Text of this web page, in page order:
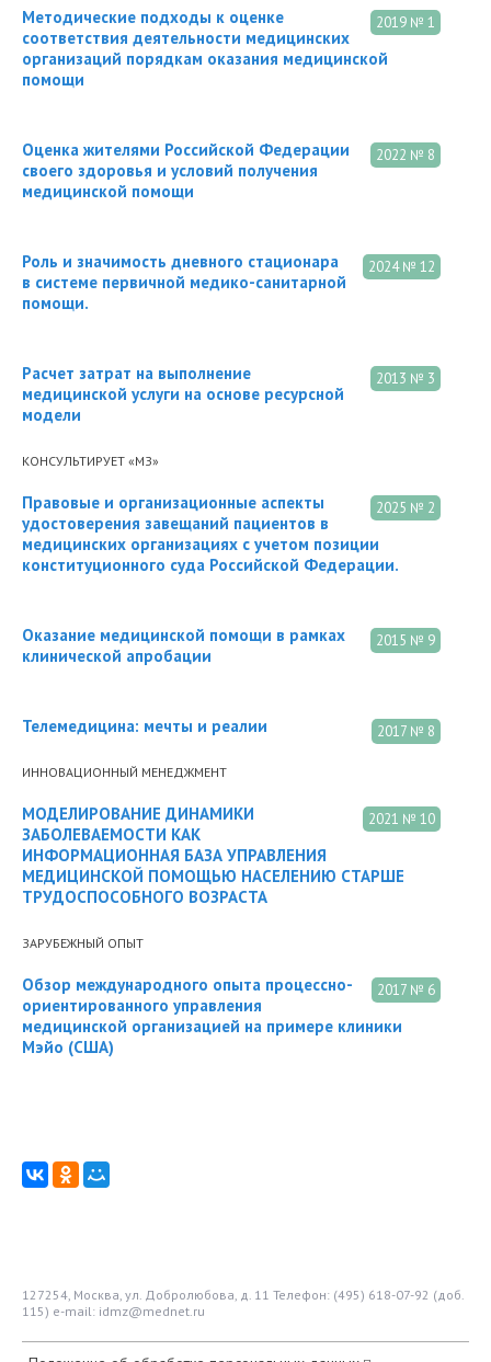
2019 № 1
Методические подходы к оценке
соответствия деятельности медицинских
организаций порядкам оказания медицинской
помощи
2022 № 8
Оценка жителями Российской Федерации
своего здоровья и условий получения
медицинской помощи
2024 № 12
Роль и значимость дневного стационара
в системе первичной медико-санитарной
помощи.
2013 № 3
Расчет затрат на выполнение
медицинской услуги на основе ресурсной
модели
КОНСУЛЬТИРУЕТ «МЗ»
2025 № 2
Правовые и организационные аспекты
удостоверения завещаний пациентов в
медицинских организациях с учетом позиции
конституционного суда Российской Федерации.
2015 № 9
Оказание медицинской помощи в рамках
клинической апробации
2017 № 8
Телемедицина: мечты и реалии
ИННОВАЦИОННЫЙ МЕНЕДЖМЕНТ
2021 № 10
МОДЕЛИРОВАНИЕ ДИНАМИКИ
ЗАБОЛЕВАЕМОСТИ КАК
ИНФОРМАЦИОННАЯ БАЗА УПРАВЛЕНИЯ
МЕДИЦИНСКОЙ ПОМОЩЬЮ НАСЕЛЕНИЮ СТАРШЕ
ТРУДОСПОСОБНОГО ВОЗРАСТА
ЗАРУБЕЖНЫЙ ОПЫТ
2017 № 6
Обзор международного опыта процессно-
ориентированного управления
медицинской организацией на примере клиники
Мэйо (США)
127254, Москва, ул. Добролюбова, д. 11 Телефон: (495) 618-07-92 (доб.
115) e-mail: idmz@mednet.ru